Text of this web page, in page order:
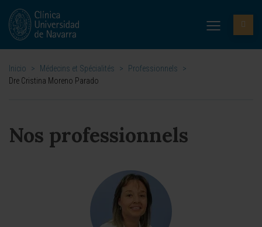
Inicio > Médecins et Spécialités > Professionnels
>
Dre Cristina Moreno Parado
Nos professionnels